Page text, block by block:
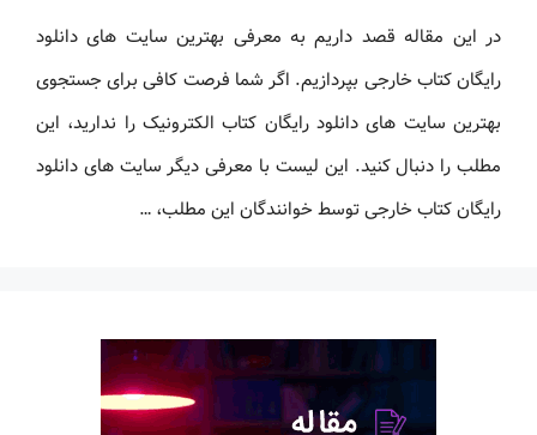
در این مقاله قصد داریم به معرفی بهترین سایت های دانلود
رایگان کتاب خارجی بپردازیم. اگر شما فرصت کافی برای جستجوی
بهترین سایت های دانلود رایگان کتاب الکترونیک را ندارید، این
مطلب را دنبال کنید. این لیست با معرفی دیگر سایت های دانلود
رایگان کتاب خارجی توسط خوانندگان این مطلب، …